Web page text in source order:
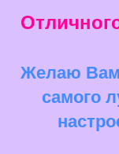
Желаю Вам
самого